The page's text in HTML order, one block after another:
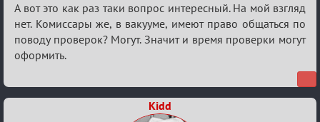
А вот это как раз таки вопрос интересный. На мой взгляд
нет. Комиссары же, в вакууме, имеют право общаться по
поводу проверок? Могут. Значит и время проверки могут
оформить.
Kidd